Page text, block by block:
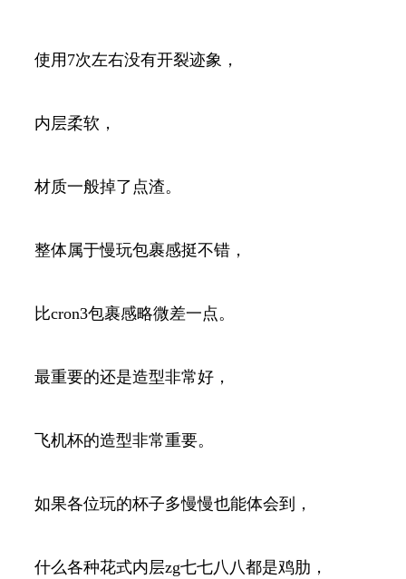
使用7次左右没有开裂迹象，
内层柔软，
材质一般掉了点渣。
整体属于慢玩包裹感挺不错，
比cron3包裹感略微差一点。
最重要的还是造型非常好，
飞机杯的造型非常重要。
如果各位玩的杯子多慢慢也能体会到，
什么各种花式内层zg七七八八都是鸡肋，